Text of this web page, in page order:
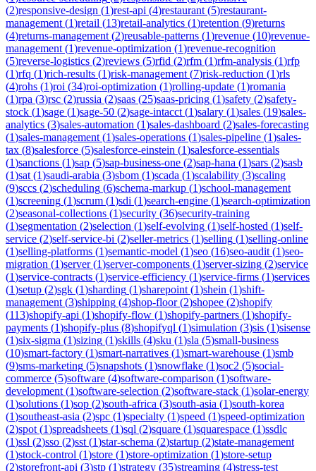
(2)responsive-design (1)rest-api (4)restaurant (5)restaurant-
management (1)retail (13)retail-analytics (1)retention (9)returns
(4)returns-management (2)reusable-patterns (1)revenue (10)revenue-
management (1)revenue-optimization (1)revenue-recognition
(5)reverse-logistics (2)reviews (5)rfid (2)rfm (1)rfm-analysis (1)rfp
(1)rfq (1)rich-results (1)risk-management (7)risk-reduction (1)rls
(4)rohs (1)roi (34)roi-optimization (1)rolling-update (1)romania
(1)rpa (3)rsc (2)russia (2)saas (25)saas-pricing (1)safety (2)safety-
stock (1)sage (1)sage-50 (2)sage-intacct (1)salary (1)sales (19)sales-
analytics (3)sales-automation (1)sales-dashboard (2)sales-forecasting
(1)sales-management (1)sales-operations (1)sales-pipeline (1)sales-
tax (8)salesforce (5)salesforce-einstein (1)salesforce-essentials
(1)sanctions (1)sap (5)sap-business-one (2)sap-hana (1)sars (2)sasb
(1)sat (1)saudi-arabia (3)sbom (1)scada (1)scalability (3)scaling
(9)sccs (2)scheduling (6)schema-markup (1)school-management
(1)screening (1)scrum (1)sdi (1)search-engine (1)search-optimization
(2)seasonal-collections (1)security (36)security-training
(1)segmentation (2)selection (1)self-evolving (1)self-hosted (1)self-
service (2)self-service-bi (2)seller-metrics (1)selling (1)selling-online
(1)selling-platforms (1)semantic-model (1)seo (16)seo-audit (1)seo-
migration (1)server(1)server-components (1)server-sizing (2)service
(1)service-contracts (1)service-efficiency (1)service-firms (1)services
(1)setup (2)sgk (1)sharding (1)sharepoint (1)shein (1)shift-
management (3)shipping (4)shop-floor(2)shopee (2)shopify
(113)shopify-api (1)shopify-flow (1)shopify-partners (1)shopify-
payments (1)shopify-plus (8)shopifyql (1)simulation (3)sis (1)sisense
(1)six-sigma (1)sizing (1)skills (4)sku (1)sla (5)small-business
(10)smart-factory (1)smart-narratives (1)smart-warehouse (1)smb
(9)sms-marketing (5)snapshots (1)snowflake (1)soc2 (5)social-
commerce (5)software (4)software-comparison (1)software-
development (1)software-selection (2)software-stack (1)solar-energy
(1)solutions (1)sop (2)south-africa (3)south-asia (1)south-korea
(1)southeast-asia (2)spc (1)specialty (1)speed (1)speed-optimization
(2)spot (1)spreadsheets (1)sql (2)square (1)squarespace (1)ssdlc
(1)ssl (2)sso (2)sst (1)star-schema (2)startup (2)state-management
(1)stock-control (1)store (1)store-optimization (1)store-setup
(2)storefront-api (3)stp (1)strategy (35)streaming (4)stress-test